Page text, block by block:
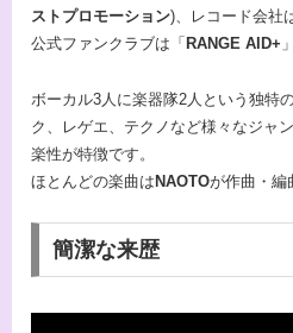
ストプロモーション)、レコード会社
公式ファンクラブは「 RANGE AID+
ボーカル3人に楽器隊2人という独特
ク、レゲエ、テクノなど様々なジャ
楽性が特徴です。
ほとんどの楽曲はNAOTOが作曲・編
簡潔な来歴